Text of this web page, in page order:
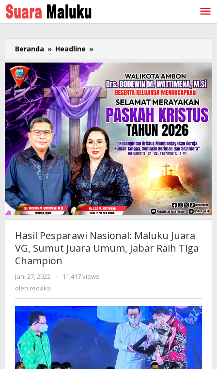
Lewati
ke
konten
Beranda » Headline »
Pesparawi
Nasional:
Maluku
Juara
VG,
Sumut
Juara
Umum,
Jabar
Raih
Tiga
Champion
Hasil Pesparawi Nasional: Maluku Juara
VG, Sumut Juara Umum, Jabar Raih Tiga
Champion
Juni 27, 2022
oleh
-
11,417 views
oleh redaksi